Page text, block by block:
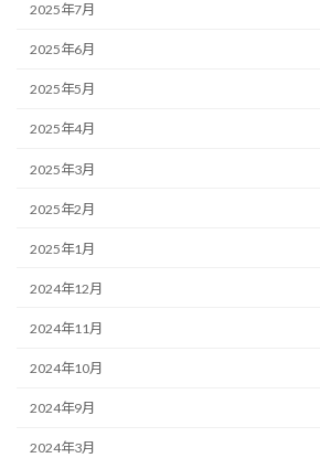
2025年7月
2025年6月
2025年5月
2025年4月
2025年3月
2025年2月
2025年1月
2024年12月
2024年11月
2024年10月
2024年9月
2024年3月